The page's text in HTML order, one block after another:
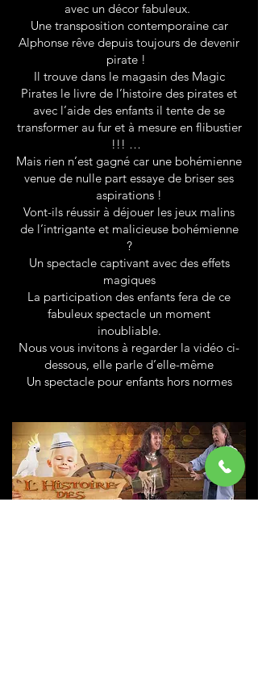
avec un décor fabuleux.
Une transposition contemporaine car
Alphonse rêve depuis toujours de devenir
pirate !
Il trouve dans le magasin des Magic
Pirates le livre de l’histoire des pirates et
avec l’aide des enfants il tente de se
transformer au fur et à mesure en flibustier
!!! …
Mais rien n’est gagné car une bohémienne
venue de nulle part essaye de briser ses
aspirations !
Vont-ils réussir à déjouer les jeux malins
de l’intrigante et malicieuse bohémienne
?
Un spectacle captivant avec des effets
magiques
La participation des enfants fera de ce
fabuleux spectacle un moment
inoubliable.
Nous vous invitons à regarder la vidéo ci-
dessous, elle parle d’elle-même
Un spectacle pour enfants hors normes